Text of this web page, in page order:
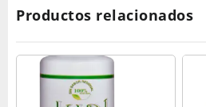
Productos relacionados